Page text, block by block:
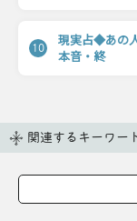
10
現実占◆あの
本音・終
関連するキーワー